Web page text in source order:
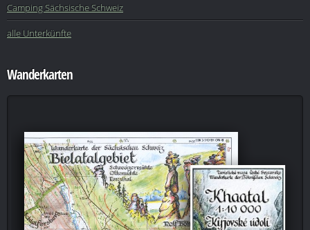
Camping Sächsische Schweiz
alle Unterkünfte
Wanderkarten